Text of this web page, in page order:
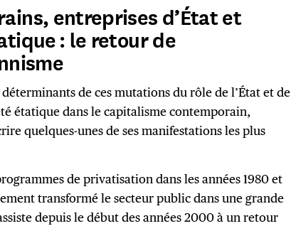
entreprises d’État et
: le retour de
de ces mutations du rôle de l’État et de
étatique dans le capitalisme contemporain,
quelques-unes de ses manifestations les plus
de privatisation dans les années 1980 et
transformé le secteur public dans une grande
depuis le début des années 2000 à un retour